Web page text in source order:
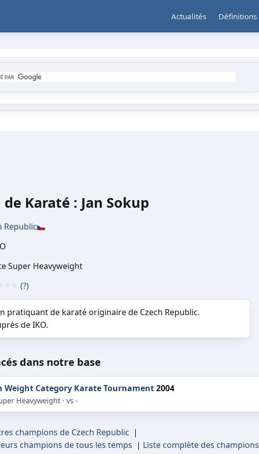
Actualités Définitions
Karaté : Jan Sokup
Republic
Super Heavyweight
(?)
pratiquant de karaté originaire de Czech Republic.
de IKO.
dans notre base
Weight Category Karate Tournament2004
Heavyweight · vs -
champions de Czech Republic |
champions de tous les temps | Liste complète des champions